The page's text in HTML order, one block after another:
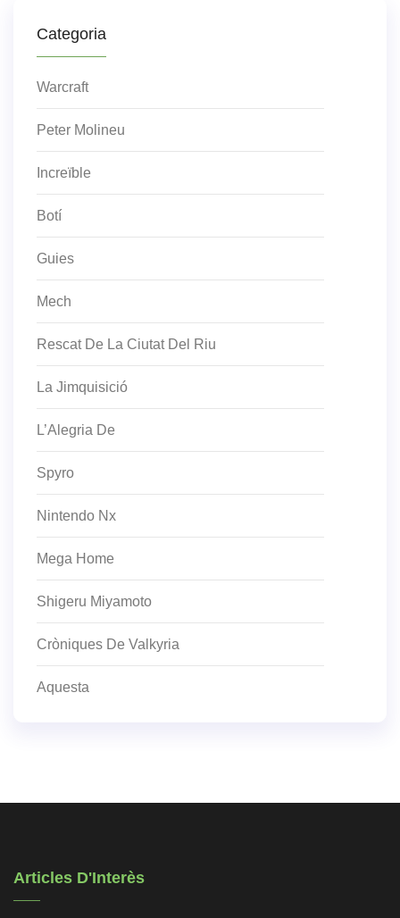
Categoria
Warcraft
Peter Molineu
Increïble
Botí
Guies
Mech
Rescat De La Ciutat Del Riu
La Jimquisició
L’Alegria De
Spyro
Nintendo Nx
Mega Home
Shigeru Miyamoto
Cròniques De Valkyria
Aquesta
Articles D'Interès